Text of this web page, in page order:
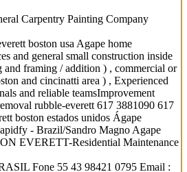
Carpentry Painting Company
boston usa Agape home
and general small construction inside
and framing / addition ) , commercial or
and cincinatti area ) , Experienced
and reliable teamsImprovement
rubble-everett 617 3881090 617
boston estados unidos Ágape
- Brazil/Sandro Magno Agape
EVERETT-Residential Maintenance
Fone 55 43 98421 0795 Email :